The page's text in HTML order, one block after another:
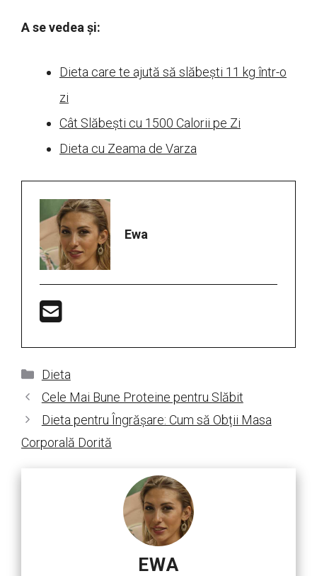
A se vedea și:
Dieta care te ajută să slăbești 11 kg într-o
zi
Cât Slăbești cu 1500 Calorii pe Zi
Dieta cu Zeama de Varza
Ewa
Categorii
Dieta
Cele Mai Bune Proteine pentru Slăbit
Dieta pentru Îngrășare: Cum să Obții Masa
Corporală Dorită
EWA